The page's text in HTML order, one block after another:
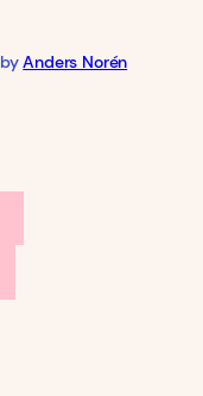
byAnders Norén